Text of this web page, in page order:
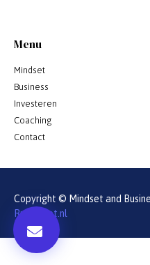
Menu
Mindset
Business
Investeren
Coaching
Contact
Copyright © Mindset and
Rubinkoot.nl